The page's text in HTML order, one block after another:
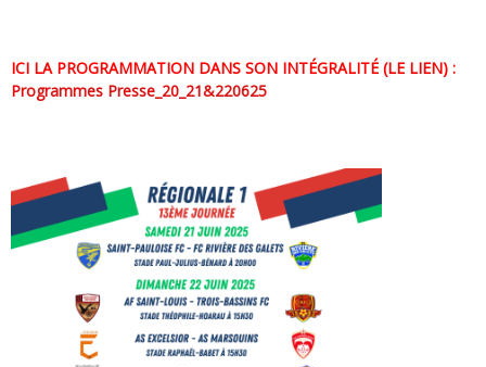
ICI LA PROGRAMMATION DANS SON INTÉGRALITÉ (LE LIEN) :
Programmes Presse_20_21&220625